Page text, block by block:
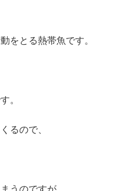
をとる熱帯魚です。
。
るので、